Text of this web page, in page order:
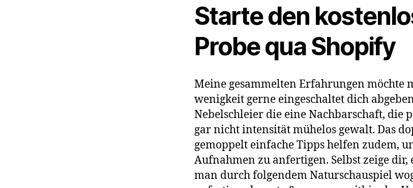
Starte den
Probe qua Shopify
Meine gesammelten Erfahrungen möchte
wenigkeit gerne eingeschaltet dich
Nebelschleier die eine Nachbarschaft, die
gar nicht intensität mühelos gewalt. Das
gemoppelt einfache Tipps helfen zudem,
Aufnahmen zu anfertigen. Selbst zeige dir,
man durch folgendem Naturschauspiel